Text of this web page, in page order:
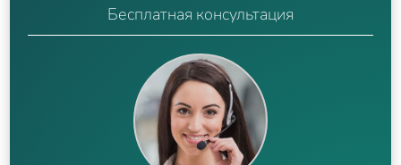
Бесплатная консультация